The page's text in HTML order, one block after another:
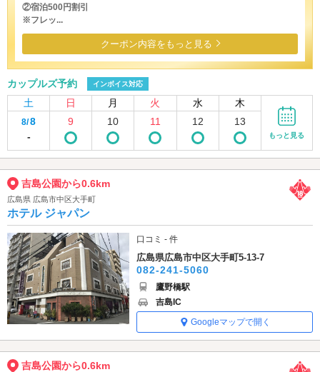
②宿泊500円割引
※フレッ...
クーポン内容をもっと見る
カップルズ予約 インボイス対応
土 日 月 火 水 木
8/8
-
9 10 11 12 13
もっと見る
吉島公園から0.6km
広島県 広島市中区大手町
ホテル ジャパン
口コミ - 件
広島県広島市中区大手町5-13-7
082-241-5060
鷹野橋駅
吉島IC
Googleマップで開く
吉島公園から0.6km